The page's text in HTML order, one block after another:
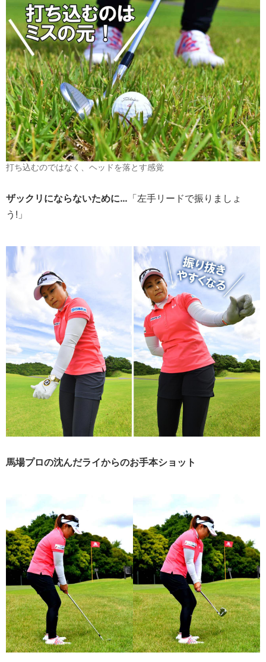
打ち込むのではなく、ヘッドを落とす感覚
ザックリにならないために… 「左手リードで振りましょ
う!」
馬場プロの沈んだライからのお手本ショット